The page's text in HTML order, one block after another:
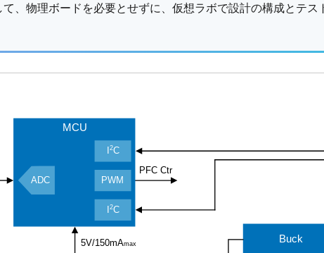
、物理ボードを必要とせずに、仮想ラボで設計の構成とテス
Buck
PFC Ctr
5V/150mAmax
MCU
ADC
2C
PWM
2C